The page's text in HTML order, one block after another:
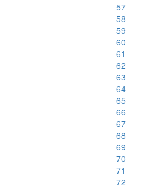
57
58
59
60
61
62
63
64
65
66
67
68
69
70
71
72